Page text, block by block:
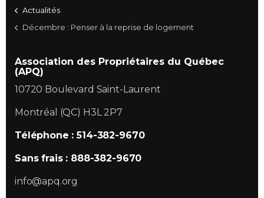
Actualités
Décembre : Penser à la reprise de logement
Association des Propriétaires du Québec
(APQ)
10720 Boulevard Saint-Laurent
Montréal (QC) H3L 2P7
Téléphone : 514-382-9670
Sans frais : 888-382-9670
info@apq.org